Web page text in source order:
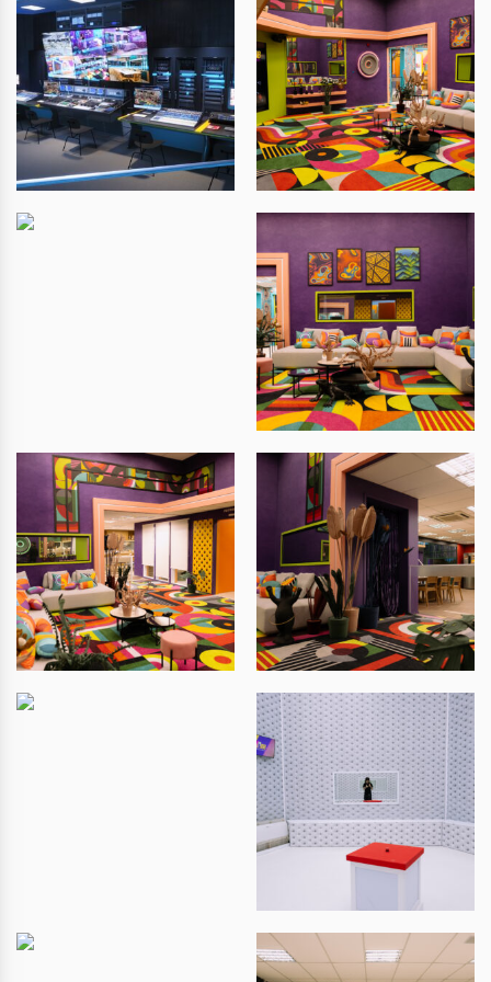
São Caetano do Sul – SP
INGRESSOS: TICKETMASTER
CLASSIFICAÇÃO:16 anos
FUNCIONAMENTO:
Segunda a sexta-feira e feriados: 10h às 22h –
Último horário: 21h15
De segunda-feira a quinta-feira – Até 18h: R$ 45
(meia entrada) e R$ 90 (inteira) + taxa de
De segunda-feira a quinta-feira – A partir de 18h:
R$ 50 (meia-entrada) e R$ 100 (inteira) + taxa de
Sexta-feira – Até 18h: R$ 50 (meia-entrada) e R$
100 (inteira) + taxa de serviços*
Sexta-feira – A partir de 18h: R$ 60 (meia-entrada)
e R$ 120 (inteira) + taxa de serviços*
Sábado e domingo: R$60 (meia-entrada) e R$120
(inteira) + taxa de serviços*
Feriados – No dia e a partir de 18h do dia anterior:
R$ 60 (meia-entrada) e R$ 120 (inteira) + taxa de
INGRESSO VIP – PREÇO ÚNICO
R$ 300 + taxa de serviços*
Entrada pelo acesso Camarote, com fila
exclusiva, sem horário pré-definido – você decide!
Ao adquirir este ingresso, você também terá
direito a uma visita privativa a um camarim e a um
estúdio da Rede Globo, além de uma fotografia
digital dentro do confessionário, clicada por um